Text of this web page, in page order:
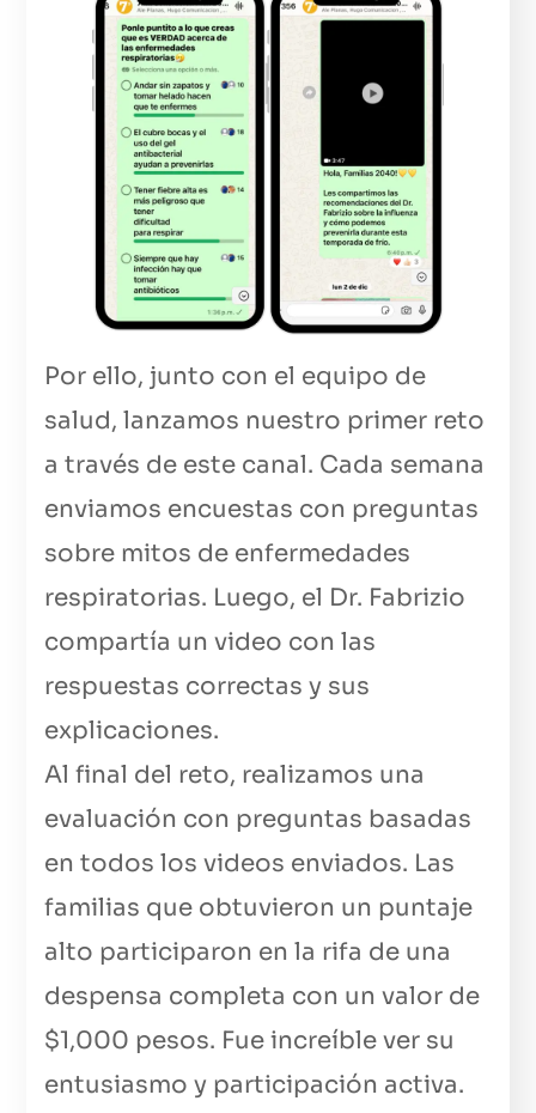
Por ello, junto con el equipo de
salud, lanzamos nuestro primer reto
a través de este canal. Cada semana
enviamos encuestas con preguntas
sobre mitos de enfermedades
respiratorias. Luego, el Dr. Fabrizio
compartía un video con las
respuestas correctas y sus
explicaciones.
Al final del reto, realizamos una
evaluación con preguntas basadas
en todos los videos enviados. Las
familias que obtuvieron un puntaje
alto participaron en la rifa de una
despensa completa con un valor de
$1,000 pesos. Fue increíble ver su
entusiasmo y participación activa.